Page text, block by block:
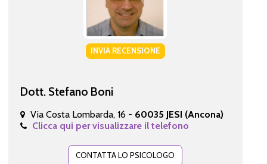
INVIA RECENSIONE
Dott. Stefano Boni
Via Costa Lombarda, 16 - 60035 JESI (Ancona)
Clicca qui per visualizzare il telefono
CONTATTA LO PSICOLOGO